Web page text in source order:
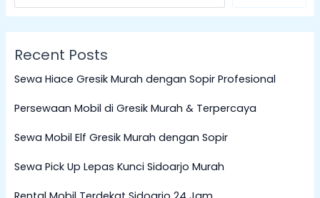
Recent Posts
Sewa Hiace Gresik Murah dengan Sopir Profesional
Persewaan Mobil di Gresik Murah & Terpercaya
Sewa Mobil Elf Gresik Murah dengan Sopir
Sewa Pick Up Lepas Kunci Sidoarjo Murah